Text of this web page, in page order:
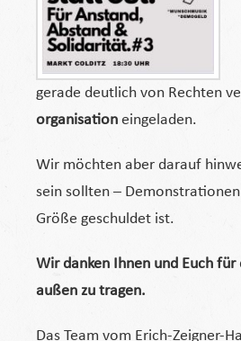
gerade deutlich von Rechten
organisation eingeladen.
Wir möchten aber darauf
sein sollten –
Größe geschuldet ist.
Wir danken Ihnen und Euch
außen zu tragen.
Das Team vom Erich-Zeigner-